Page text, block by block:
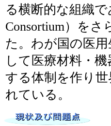
る横断的な組織で
Consortium）を
た。わが国の医
して医療材料・
する体制を作り
れている。